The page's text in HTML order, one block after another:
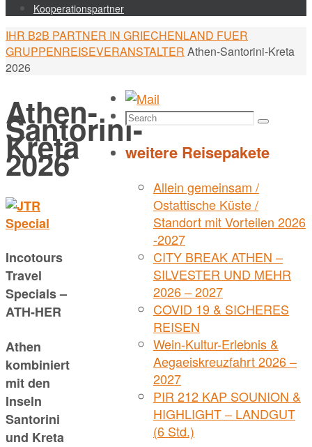
Kooperationspartner
Home
IHR B2B PARTNER IN GRIECHENLAND FUER
GRUPPENREISEVERANSTALTER Athen-Santorini-Kreta
2026
Athen-
Santorini-
Kreta
2026
Incotours
Travel
Specials –
ATH-HER
Athen
kombiniert
mit den
Inseln
Santorini
und Kreta
Search
for:
Search
weitere Reisepakete
Allein gemeinsam /
Ostattische Küste /
Standort mit Vorteilen 2026
-2027
CITY BREAK ATHEN –
SILVESTER UND MEHR
2026 – 2027
COVID 19 & SICHERES
REISEN
Wein-Kultur-Erlebnis &
Aegaeiskreuzfahrt 2026 –
2027
PIR 212 KAP SOUNION &
HIGHLIGHT – LANDGUT
(6 Std.)